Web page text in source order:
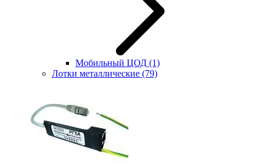
Мобильный ЦОД (1)
Лотки металлические (79)